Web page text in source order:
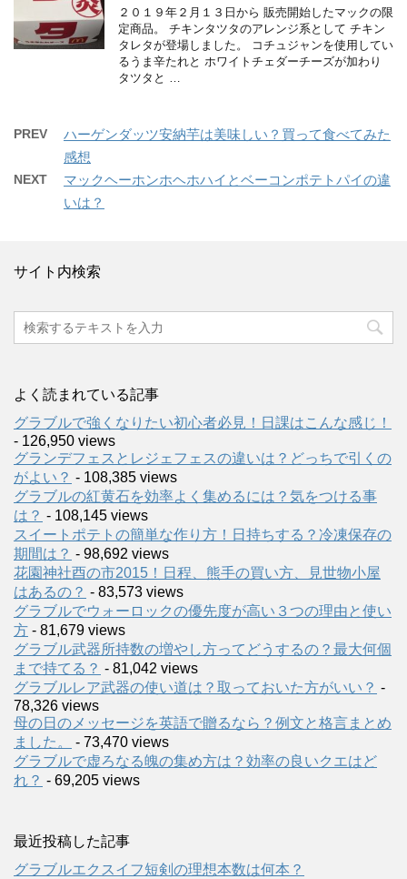
２０１９年２月１３日から 販売開始したマックの限
定商品。 チキンタツタのアレンジ系として チキン
タレタが登場しました。 コチュジャンを使用してい
るうま辛たれと ホワイトチェダーチーズが加わり
タツタと …
PREV
ハーゲンダッツ安納芋は美味しい？買って食べてみた
感想
NEXT
マックヘーホンホヘホハイとベーコンポテトパイの違
いは？
サイト内検索
よく読まれている記事
グラブルで強くなりたい初心者必見！日課はこんな感じ！
- 126,950 views
グランデフェスとレジェフェスの違いは？どっちで引くの
がよい？ - 108,385 views
グラブルの紅黄石を効率よく集めるには？気をつける事
は？ - 108,145 views
スイートポテトの簡単な作り方！日持ちする？冷凍保存の
期間は？ - 98,692 views
花園神社酉の市2015！日程、熊手の買い方、見世物小屋
はあるの？ - 83,573 views
グラブルでウォーロックの優先度が高い３つの理由と使い
方 - 81,679 views
グラブル武器所持数の増やし方ってどうするの？最大何個
まで持てる？ - 81,042 views
グラブルレア武器の使い道は？取っておいた方がいい？ -
78,326 views
母の日のメッセージを英語で贈るなら？例文と格言まとめ
ました。
- 73,470 views
グラブルで虚ろなる魄の集め方は？効率の良いクエはど
れ？ - 69,205 views
最近投稿した記事
グラブルエクスイフ短剣の理想本数は何本？